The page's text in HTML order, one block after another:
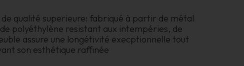
qualité superieure: fabriqué à partir de métal
polyéthylène resistant aux intempéries, de
assure une longétivité execptionnelle tout
son esthétique raffinée